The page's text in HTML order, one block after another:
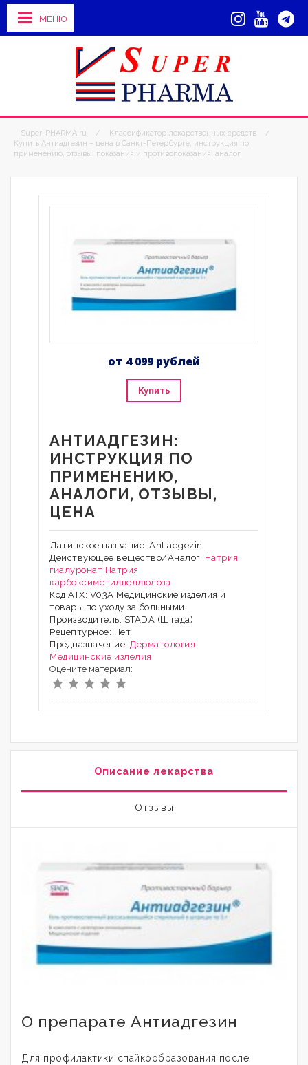
МЕНЮ
Super-PHARMA.ru / Классификатор лекарственных средств
/
Купить Антиадгезин – цена в Санкт-Петербурге, инструкция по
применению, отзывы, показания и противопоказания, аналог
от 4 099 рублей
Купить
АНТИАДГЕЗИН:
ИНСТРУКЦИЯ ПО
ПРИМЕНЕНИЮ,
АНАЛОГИ, ОТЗЫВЫ,
ЦЕНА
Латинское название: Antiadgezin
Действующее вещество/Аналог: Натрия
гиалуронат Натрия
карбоксиметилцеллюлоза
Код АТХ: V03A Медицинские изделия и
товары по уходу за больными
Производитель: STADA (Штада)
Рецептурное: Нет
Предназначение: Дерматология
Медицинские излелия
Оцените материал:
Описание лекарства
Отзывы
О препарате Антиадгезин
Для профилактики спайкообразования после